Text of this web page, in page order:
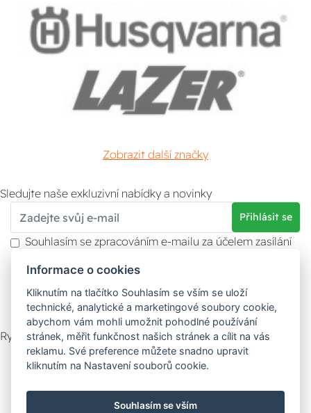
Zobrazit další značky
Sledujte naše exkluzivní nabídky a novinky
Přihlásit se
Souhlasím se zpracováním e-mailu za účelem zasílání
Více informací naleznete v
údajů . Souhlas můžete kdykoliv odvolat.
Rychlý kontakt
Zákaznický servis Vyzvednutí zboží
Informace o cookies
Kliknutím na tlačítko Souhlasím se vším se uloží
technické, analytické a marketingové soubory cookie,
abychom vám mohli umožnit pohodlné používání
stránek, měřit funkčnost našich stránek a cílit na vás
reklamu. Své preference můžete snadno upravit
kliknutím na Nastavení souborů cookie.
Souhlasím se vším